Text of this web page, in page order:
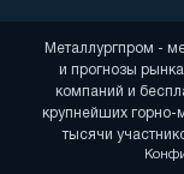
Металлургпром -
и прогнозы
компаний и
крупнейших горно-
тысячи